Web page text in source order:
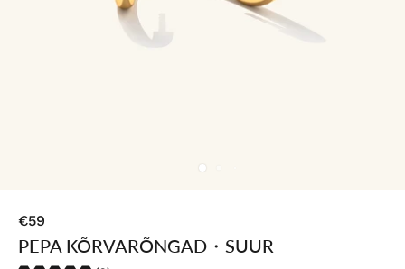
€59
PEPA KÕRVARÕNGAD・SUUR